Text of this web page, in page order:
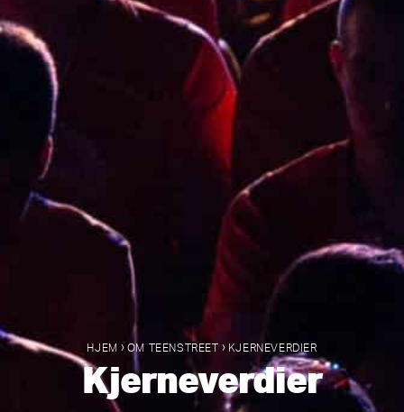
HJEM › OM TEENSTREET › KJERNEVERDIER
Kjerneverdier